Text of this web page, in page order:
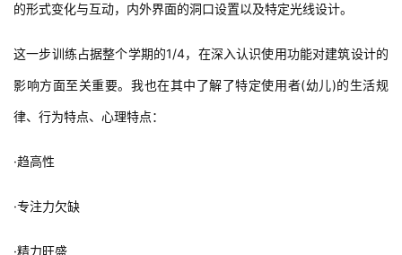
的形式变化与互动，内外界面的洞口设置以及特定光线设计。
这一步训练占据整个学期的1/4，在深入认识使用功能对建筑设计的
影响方面至关重要。我也在其中了解了特定使用者(幼儿)的生活规
律、行为特点、心理特点：
·趋高性
·专注力欠缺
·精力旺盛